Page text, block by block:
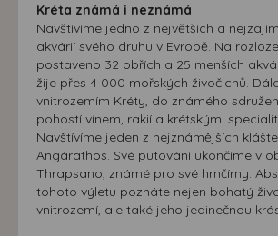
Kréta známá i neznámá
Navštívíme jedno z největších a
akvárií svého druhu v Evropě. Na
postaveno 32 obřích a 25 menších
žije přes 4 000 mořských živočichů.
vnitrozemím Kréty, do známého
pohostí vínem, rakií a krétskými
Navštívíme jeden z nejznámějších
Angárathos. Své putování ukončíme v
Thrapsano, známé pro své hrnčírny.
tohoto výletu poznáte nejen bohatý
vnitrozemí, ale také jeho jedinečnou